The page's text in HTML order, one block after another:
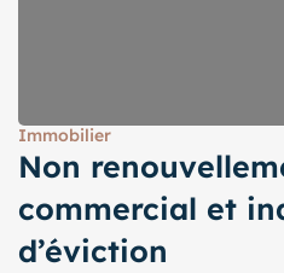
Immobilier
Non
commercial et
d’éviction